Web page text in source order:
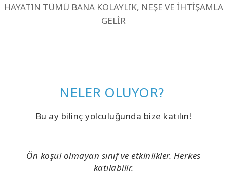
HAYATIN TÜMÜ BANA KOLAYLIK, NEŞE VE İHTİŞAMLA
GELİR
NELER OLUYOR?
Bu ay bilinç yolculuğunda bize katılın!
Ön koşul olmayan sınıf ve etkinlikler. Herkes
katılabilir.